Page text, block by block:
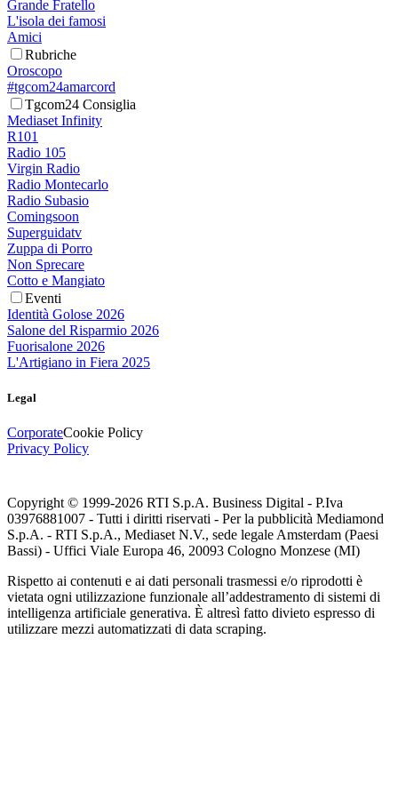
Grande Fratello
L'isola dei famosi
Amici
Rubriche
Oroscopo
#tgcom24amarcord
Tgcom24 Consiglia
Mediaset Infinity
R101
Radio 105
Virgin Radio
Radio Montecarlo
Radio Subasio
Comingsoon
Superguidatv
Zuppa di Porro
Non Sprecare
Cotto e Mangiato
Eventi
Identità Golose 2026
Salone del Risparmio 2026
Fuorisalone 2026
L'Artigiano in Fiera 2025
Legal
CorporateCookie Policy
Privacy Policy
Copyright © 1999-2026 RTI S.p.A. Business Digital - P.Iva
03976881007 - Tutti i diritti riservati - Per la pubblicità Mediamond
S.p.A. - RTI S.p.A., Mediaset N.V., sede legale Amsterdam (Paesi
Bassi) - Uffici Viale Europa 46, 20093 Cologno Monzese (MI)
Rispetto ai contenuti e ai dati personali trasmessi e/o riprodotti è
vietata ogni utilizzazione funzionale all’addestramento di sistemi di
intelligenza artificiale generativa. È altresì fatto divieto espresso di
utilizzare mezzi automatizzati di data scraping.